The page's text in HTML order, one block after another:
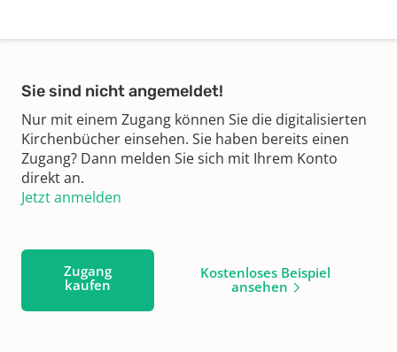
Sie sind nicht angemeldet!
Nur mit einem Zugang können Sie die digitalisierten
Kirchenbücher einsehen. Sie haben bereits einen
Zugang? Dann melden Sie sich mit Ihrem Konto
direkt an.
Jetzt anmelden
Zugang
kaufen
Kostenloses Beispiel
ansehen